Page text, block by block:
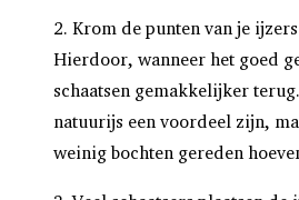
2. Krom de punten van je
Hierdoor, wanneer het goed
schaatsen gemakkelijker
natuurijs een voordeel zijn,
weinig bochten gereden